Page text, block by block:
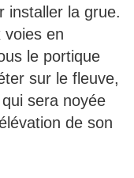
installer la grue.
voies en
le portique
sur le fleuve,
sera noyée
de son